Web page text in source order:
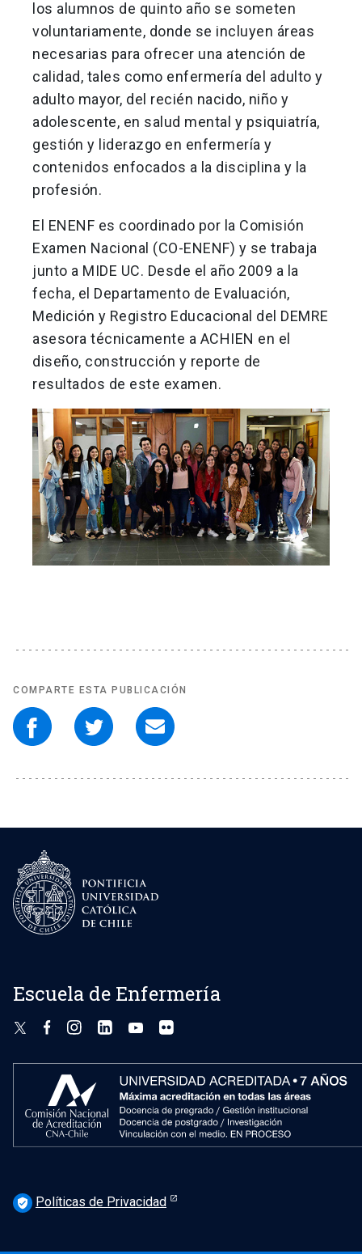
los alumnos de quinto año se someten
voluntariamente, donde se incluyen áreas
necesarias para ofrecer una atención de
calidad, tales como enfermería del adulto y
adulto mayor, del recién nacido, niño y
adolescente, en salud mental y psiquiatría,
gestión y liderazgo en enfermería y
contenidos enfocados a la disciplina y la
profesión.
El ENENF es coordinado por la Comisión
Examen Nacional (CO-ENENF) y se trabaja
junto a MIDE UC. Desde el año 2009 a la
fecha, el Departamento de Evaluación,
Medición y Registro Educacional del DEMRE
asesora técnicamente a ACHIEN en el
diseño, construcción y reporte de
resultados de este examen.
COMPARTE ESTA PUBLICACIÓN
Escuela de Enfermería
verified_user Políticas de Privacidad